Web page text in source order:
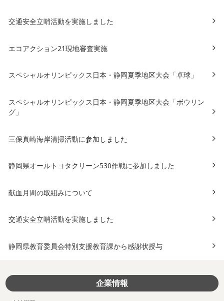
交通安全立哨活動を実施しました
エコアクション21現地審査実施
スペシャルオリンピックス日本・静岡夏季地区大会「卓球」
スペシャルオリンピックス日本・静岡夏季地区大会「ボウリン
グ」
三保真崎海岸清掃活動に参加しました
静岡県オールトヨタクリーン530作戦に参加しました
献血月間の取組みについて
交通安全立哨活動を実施しました
静岡県教育委員会特別支援教育課から感謝状授与
企業情報